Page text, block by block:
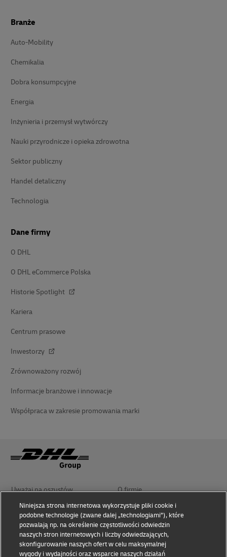
Branże
Auto-Mobility
Chemikalia
Dobra konsumpcyjne
Energia
Inżynieria i przemysł wytwórczy
Nauki przyrodnicze i opieka zdrowotna
Sektor publiczny
Handel detaliczny
Technologia
Dane firmy
O DHL
O DHL eCommerce Polska
Historie Spotlight
Kariera
Centrum prasowe
Inwestorzy
Zrównoważony rozwój
Informacje branżowe i innowacje
Współpraca w zakresie promowania marki
Uważaj na oszustów O firmie
Zasady użytkowania Polityka prywatności i cookies
Ułatwienia dostępu Rozwiązywanie sporów
Niniejsza strona internetowa wykorzystuje pliki cookie i
podobne technologie (zwane dalej „technologiami”), które
pozwalają np. na określenie częstotliwości odwiedzin
naszych stron internetowych i liczby odwiedzających,
skonfigurowanie naszych ofert w celu maksymalnej
wygody i wydajności oraz wsparcie naszych działań